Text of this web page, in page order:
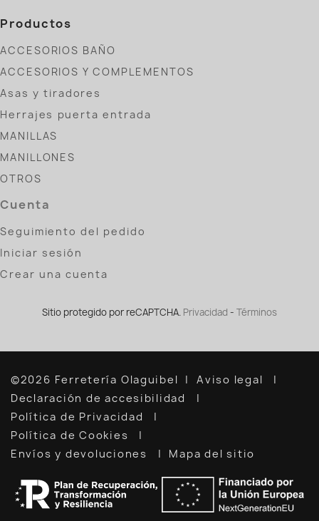
Productos
ACCESORIOS BAÑO
ACCESORIOS Y COMPLEMENTOS
Asas y tiradores
Herrajes puerta entrada
MANILLAS
MANILLONES
OTROS
Cuenta
Seguimiento del pedido
Iniciar sesión
Crear una cuenta
Sitio protegido por reCAPTCHA. Privacidad - Términos
©2026 Ferretería Olaguibel
Aviso legal
Declaración de accesibilidad
Política de Privacidad
Política de Cookies
Envíos y devoluciones
Mapa del sitio